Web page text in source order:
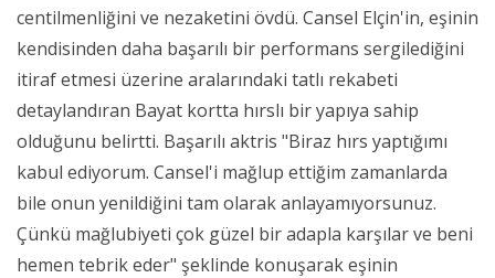
centilmenliğini ve nezaketini övdü. Cansel Elçin'in, eşinin
kendisinden daha başarılı bir performans sergilediğini
itiraf etmesi üzerine aralarındaki tatlı rekabeti
detaylandıran Bayat kortta hırslı bir yapıya sahip
olduğunu belirtti. Başarılı aktris "Biraz hırs yaptığımı
kabul ediyorum. Cansel'i mağlup ettiğim zamanlarda
bile onun yenildiğini tam olarak anlayamıyorsunuz.
Çünkü mağlubiyeti çok güzel bir adapla karşılar ve beni
hemen tebrik eder" şeklinde konuşarak eşinin